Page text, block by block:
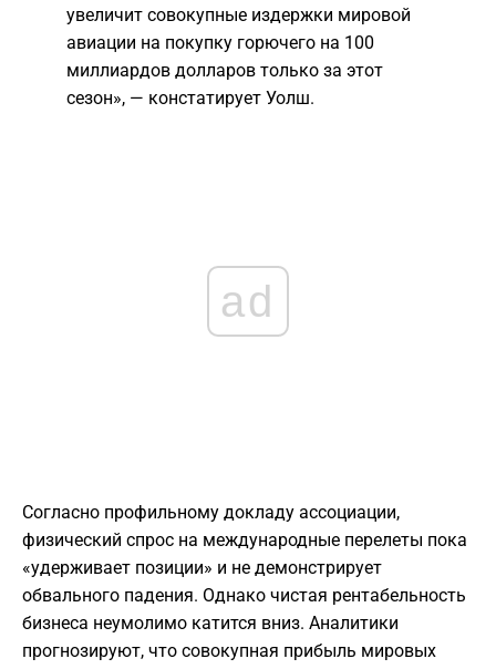
увеличит совокупные издержки мировой
авиации на покупку горючего на 100
миллиардов долларов только за этот
сезон», — констатирует Уолш.
ad
Согласно профильному докладу ассоциации,
физический спрос на международные перелеты пока
«удерживает позиции» и не демонстрирует
обвального падения. Однако чистая рентабельность
бизнеса неумолимо катится вниз. Аналитики
прогнозируют, что совокупная прибыль мировых